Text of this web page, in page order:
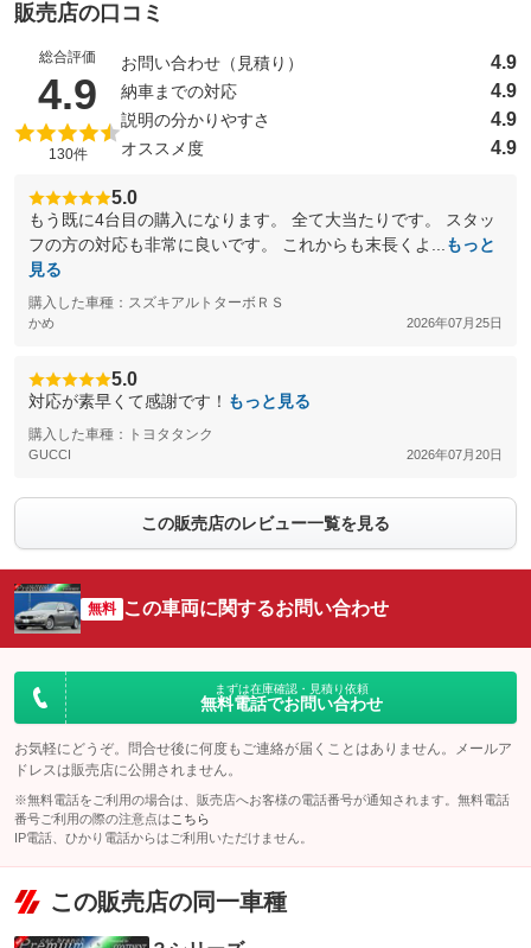
販売店の口コミ
総合評価
4.9 （5点満点中）
130件
お問い合わせ（見積り） 4.9
納車までの対応 4.9
説明の分かりやすさ 4.9
オススメ度 4.9
5.0
もう既に4台目の購入になります。 全て大当たりです。 スタッ
フの方の対応も非常に良いです。 これからも末長くよ...
もっと
見る
購入した車種：スズキアルトターボＲＳ
かめ 2026年07月25日
5.0
対応が素早くて感謝です！ もっと見る
購入した車種：トヨタタンク
GUCCI 2026年07月20日
この販売店のレビュー一覧を見る
無料 この車両に関するお問い合わせ
まずは在庫確認・見積り依頼
無料電話でお問い合わせ
お気軽にどうぞ。問合せ後に何度もご連絡が届くことはありません。メールア
ドレスは販売店に公開されません。
※無料電話をご利用の場合は、販売店へお客様の電話番号が通知されます。無料電話
番号ご利用の際の注意点は こちら
IP電話、ひかり電話からはご利用いただけません。
この販売店の同一車種